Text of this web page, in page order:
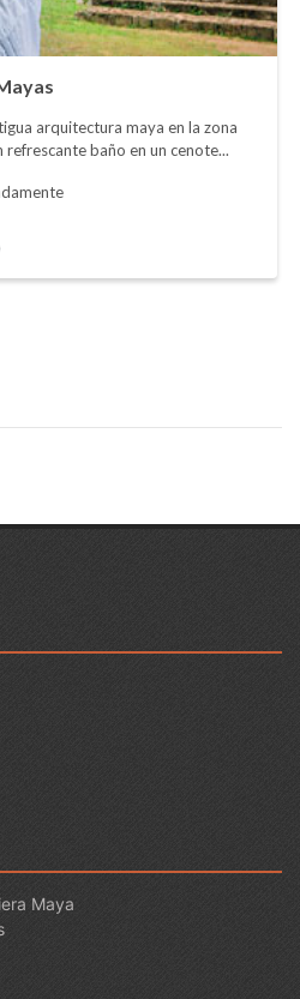
arquitectura maya en la zona
baño en un cenote...
Maya